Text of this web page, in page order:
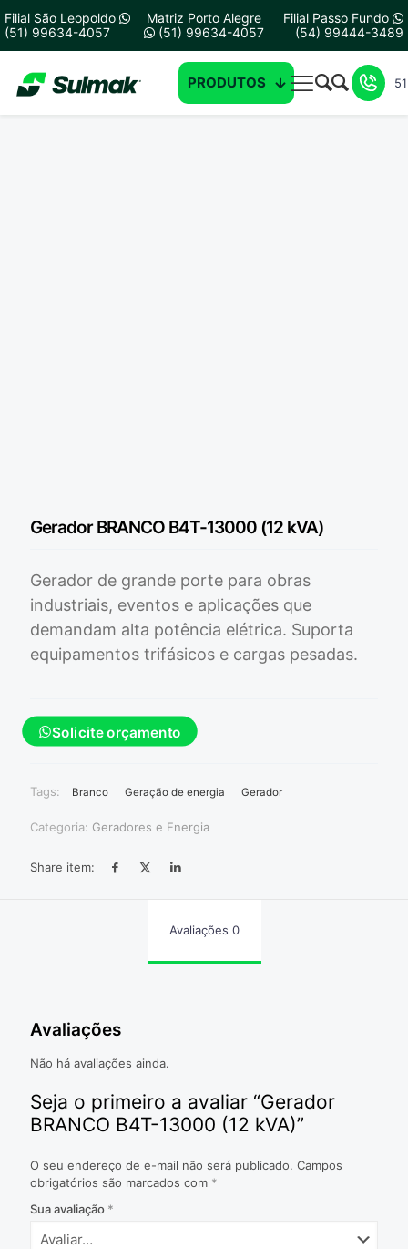
Filial São Leopoldo
(51) 99634-4057
Matriz Porto Alegre
(51) 99634-4057
Filial Passo Fundo
(54) 99444-3489
PRODUTOS
Gerador BRANCO B4T-13000 (12 kVA)
Gerador de grande porte para obras
industriais, eventos e aplicações que
demandam alta potência elétrica. Suporta
equipamentos trifásicos e cargas pesadas.
Solicite orçamento
Tags: Branco Geração de energia Gerador
Categoria: Geradores e Energia
Share item:
Avaliações 0
Avaliações
Não há avaliações ainda.
Seja o primeiro a avaliar “Gerador
BRANCO B4T-13000 (12 kVA)”
O seu endereço de e-mail não será publicado. Campos
obrigatórios são marcados com *
Sua avaliação *